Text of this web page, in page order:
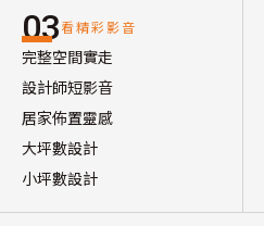
03看精彩影音
完整空間實走
設計師短影音
居家佈置靈感
大坪數設計
小坪數設計